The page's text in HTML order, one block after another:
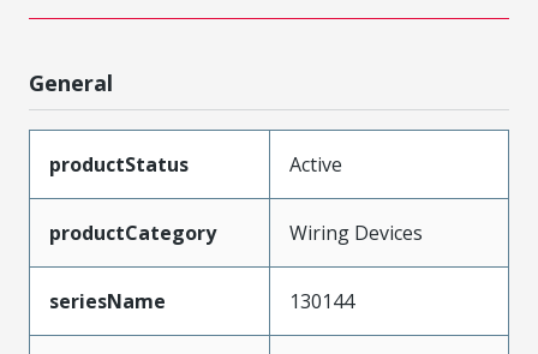
General
productStatus Active
productCategory Wiring Devices
seriesName 130144